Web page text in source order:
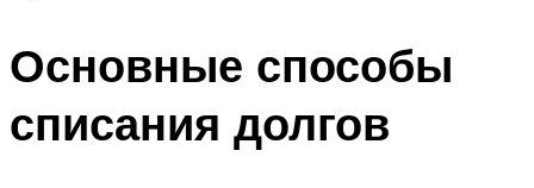
Основные способы
списания долгов